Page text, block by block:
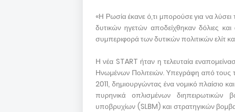
«Η Ρωσία έκανε ό,τι μπορούσε για να
δυτικών ηγετών αποδείχθηκαν δόλιες
συμπεριφορά των δυτικών πολιτικών ελίτ
Η νέα START ήταν η τελευταία
Ηνωμένων Πολιτειών. Υπεγράφη από τους
2011, δημιουργώντας ένα νομικό πλαίσιο
πυρηνικά οπλισμένων διηπειρωτικών
υποβρυχίων (SLBM) και στρατηγικών